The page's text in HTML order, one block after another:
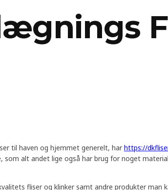
til haven og hjemmet generelt, harhttps://
som alt andet lige også har brug for noget
fliser og klinker samt andre produkter